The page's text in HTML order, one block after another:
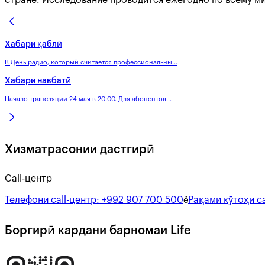
Хабари қаблӣ
В День радио, который считается профессиональны...
Хабари навбатӣ
Начало трансляции 24 мая в 20:00. Для абонентов...
Хизматрасонии дастгирӣ
Call-центр
Телефони call-центр: +992 907 700 500ёРақами кӯтоҳи
Боргирӣ кардани барномаи Life